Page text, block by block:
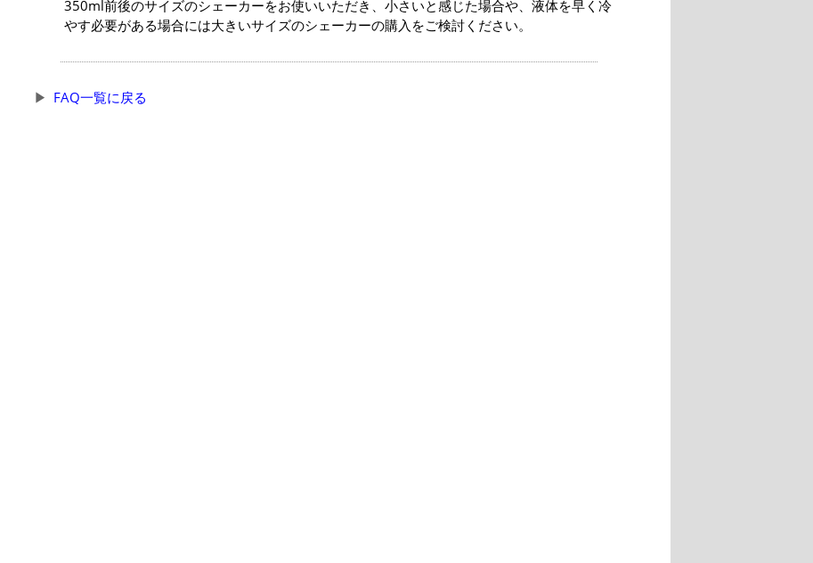
350ml前後のサイズのシェーカーをお使いいただき、小さいと感じた場合や、液体を早く冷
やす必要がある場合には大きいサイズのシェーカーの購入をご検討ください。
FAQ一覧に戻る